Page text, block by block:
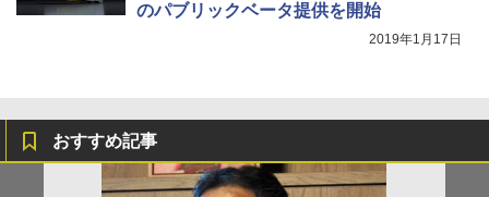
のパブリックベータ提供を開始
2019年1月17日
おすすめ記事